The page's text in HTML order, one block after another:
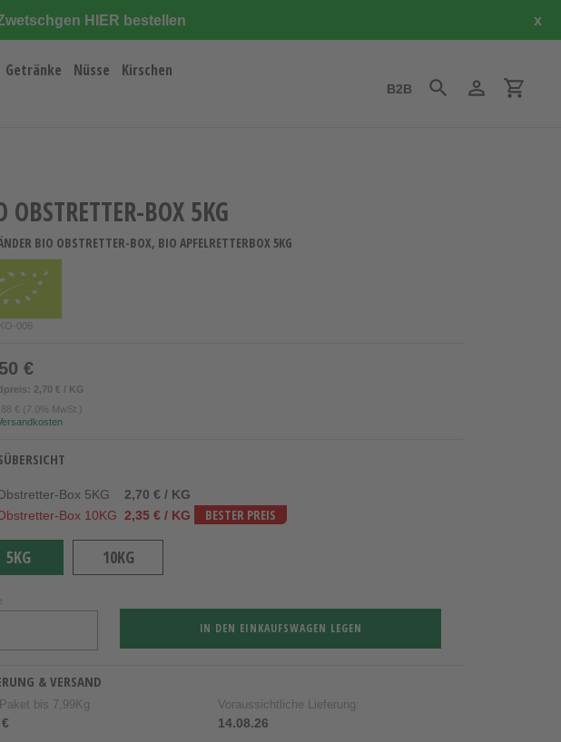
HIER bestellen x
Getränke Nüsse
Kirschen
B2B SuchenEinloggen
OBSTRETTER-BOX 5KG
BIO OBSTRETTER-BOX, BIO APFELRETTERBOX 5KG
006
€
2,70 € / KG
€ (7.0% MwSt.)
Box 5KG
2,70 € / KG
Box 10KG 2,35 € / KG BESTER PREIS
5KG 10KG
IN DEN EINKAUFSWAGEN LEGEN
& VERSAND
bis 7,99Kg Voraussichtliche Lieferung:
14.08.26